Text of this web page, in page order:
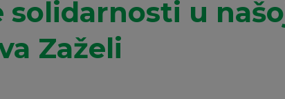
solidarnosti u
Zaželi